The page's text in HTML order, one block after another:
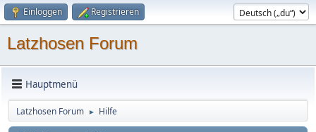
Einloggen Registrieren
Latzhosen Forum
Hauptmenü
Latzhosen Forum ► Hilfe